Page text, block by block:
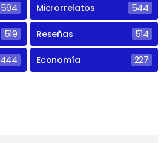
594 Microrrelatos 544
519 Reseñas 514
444 Economía 227